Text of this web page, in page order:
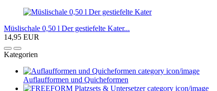
Müslischale 0,50 l Der gestiefelte Kater...
14,95 EUR
Kategorien
Auflaufformen und Quicheformen